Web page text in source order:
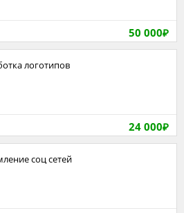
50 000₽
логотипов
24 000₽
соц сетей